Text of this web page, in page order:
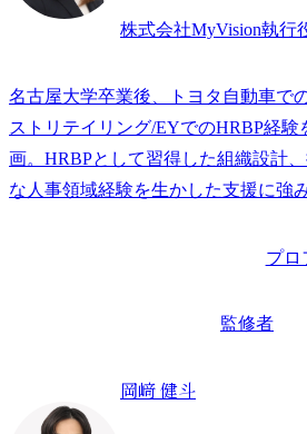
株式会社MyVision執行
名古屋大学卒業後、トヨタ自動車で
ストリテイリング/EYでのHRBP経験
画。HRBPとして習得した組織設計
な人事領域経験を生かした支援に強
プロ
監修者
岡﨑 健斗